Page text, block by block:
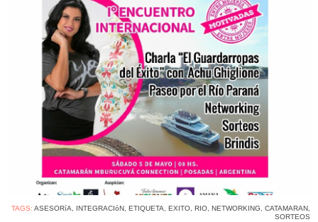
TAGS: ASESORíA INTEGRACIóN ETIQUETA EXITO RIO NETWORKING CATAMARAN
SORTEOS